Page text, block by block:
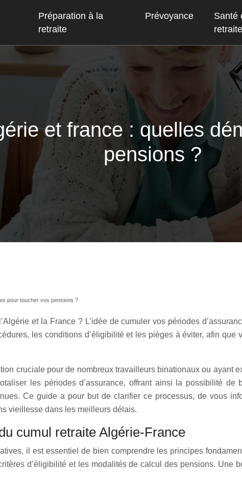
Préparation à la
retraite
Prévoyance
Santé
retraite
et france : quelles
pensions ?
pour toucher vos pensions ?
et la France ? L’idée de cumuler vos périodes
les conditions d’éligibilité et les pièges à éviter, afin
cruciale pour de nombreux travailleurs binationaux ou ayant
les périodes d’assurance, offrant ainsi la possibilité de
Ce guide a pour but de clarifier ce processus, de vous
vieillesse dans les meilleurs délais.
cumul retraite Algérie-France
il est essentiel de bien comprendre les principes
d’éligibilité et les modalités de calcul des pensions. Une